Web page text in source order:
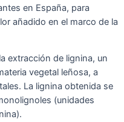
en España, para
añadido en el marco de la
extracción de lignina, un
vegetal leñosa, a
La lignina obtenida se
(unidades